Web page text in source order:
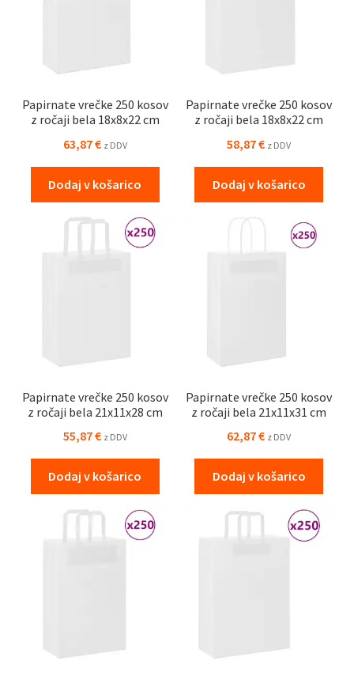
Papirnate vrečke 250 kosov
z ročaji bela 18x8x22 cm
63,87€ z DDV
Dodaj v košarico
Papirnate vrečke 250 kosov
z ročaji bela 18x8x22 cm
58,87€ z DDV
Dodaj v košarico
Papirnate vrečke 250 kosov
z ročaji bela 21x11x28 cm
55,87€ z DDV
Dodaj v košarico
Papirnate vrečke 250 kosov
z ročaji bela 21x11x31 cm
62,87€ z DDV
Dodaj v košarico